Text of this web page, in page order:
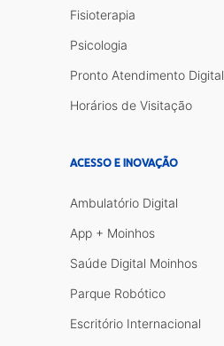
Fisioterapia
Psicologia
Pronto Atendimento Digital
Horários de Visitação
ACESSO E INOVAÇÃO
Ambulatório Digital
App + Moinhos
Saúde Digital Moinhos
Parque Robótico
Escritório Internacional